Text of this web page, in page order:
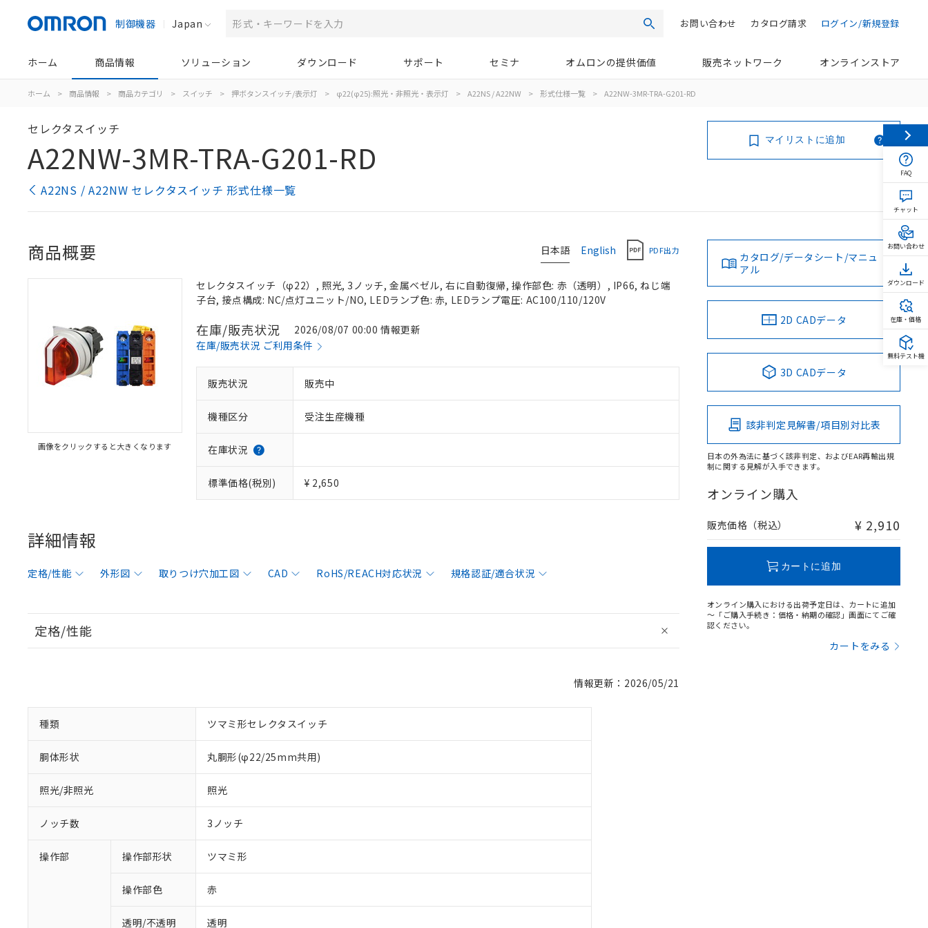
制御機器 Japan 検索 ログイン/新規登録
カタログ請求
お問い合わせ
ホーム 商品情報 ソリューション ダウンロード サポート セミナ オムロンの提供価値 販売ネットワーク オンラインストア
ホーム > 商品情報 > 商品カテゴリ > スイッチ > 押ボタンスイッチ/表示灯 > φ22(φ25):照光・非照光・表示灯 > A22NS / A22NW > 形式仕様一覧 > A22NW-3MR-TRA-G201-RD
セレクタスイッチ
A22NW-3MR-TRA-G201-RD
A22NS / A22NW セレクタスイッチ 形式仕様一覧
マイリストに追加
日本語 English PDF出力
商品概要
画像をクリックすると大きくなります
セレクタスイッチ（φ22）, 照光, 3ノッチ, 金属ベゼル, 右に自動復帰, 操作部色: 赤（透明）, IP66, ねじ端
子台, 接点構成: NC/点灯ユニット/NO, LEDランプ色: 赤, LEDランプ電圧: AC100/110/120V
在庫/販売状況
2026/08/07 00:00 情報更新
在庫/販売状況 ご利用条件
販売状況 販売中
機種区分 受注生産機種
在庫状況
標準価格(税別) ¥ 2,650
詳細情報
定格/性能 外形図 取りつけ穴加工図 CAD RoHS/REACH対応状況 規格認証/適合状況
定格/性能
情報更新：2026/05/21
種類 ツマミ形セレクタスイッチ
胴体形状 丸胴形(φ22/25mm共用)
照光/非照光 照光
ノッチ数 3ノッチ
操作部 操作部形状 ツマミ形
操作部色 赤
透明/不透明 透明
カタログ/データシート/マニュ
アル
2D CADデータ
3D CADデータ
該非判定見解書/項目別対比表
日本の外為法に基づく該非判定、およびEAR再輸出規
制に関する見解が入手できます。
オンライン購入
販売価格（税込） ¥ 2,910
カートに追加
オンライン購入における出荷予定日は、カートに追加
～「ご購入手続き：価格・納期の確認」画面にてご確
認ください。
カートをみる
FAQ
チャット
お問い合わせ
ダウンロード
在庫・価格
無料テスト機